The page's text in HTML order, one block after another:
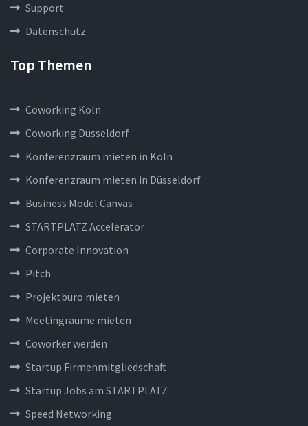
Support
Datenschutz
Top Themen
Coworking Köln
Coworking Düsseldorf
Konferenzraum mieten in Köln
Konferenzraum mieten in Düsseldorf
Business Model Canvas
STARTPLATZ Accelerator
Corporate Innovation
Pitch
Projektbüro mieten
Meetingräume mieten
Coworker werden
Startup Firmenmitgliedschaft
Startup Jobs am STARTPLATZ
Speed Networking